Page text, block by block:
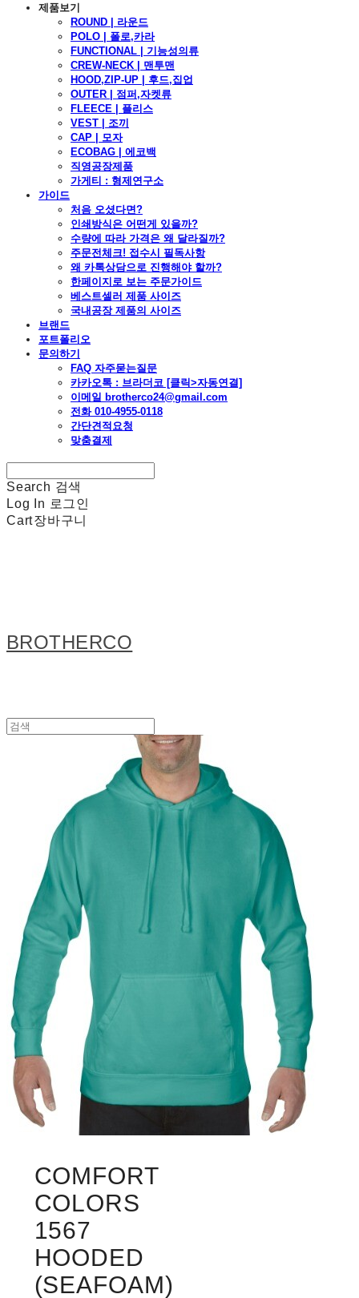
제품보기
ROUND | 라운드
POLO | 폴로,카라
FUNCTIONAL | 기능성의류
CREW-NECK | 맨투맨
HOOD,ZIP-UP | 후드,집업
OUTER | 점퍼,자켓류
FLEECE | 플리스
VEST | 조끼
CAP | 모자
ECOBAG | 에코백
직영공장제품
가게티 : 형제연구소
가이드
처음 오셨다면?
인쇄방식은 어떤게 있을까?
수량에 따라 가격은 왜 달라질까?
주문전체크! 접수시 필독사항
왜 카톡상담으로 진행해야 할까?
한페이지로 보는 주문가이드
베스트셀러 제품 사이즈
국내공장 제품의 사이즈
브랜드
포트폴리오
문의하기
FAQ 자주묻는질문
카카오톡 : 브라더코 [클릭>자동연결]
이메일 brotherco24@gmail.com
전화 010-4955-0118
간단견적요청
맞춤결제
Search 검색
Log In 로그인
Cart장바구니
BROTHERCO
COMFORT
COLORS
1567
HOODED
(SEAFOAM)